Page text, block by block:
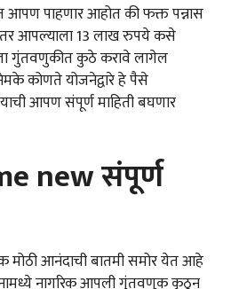
पाहणार आहोत की फक्त पन्नास
आपल्याला 13 लाख रुपये कसे
गुंतवणुकीत कुठे करावे लागेल
कोणते योजनेद्वारे हे पैसे
आपण संपूर्ण माहिती बघणार
new संपूर्ण
मोठी आनंदाची बातमी समोर येत आहे
नागरिक आपली गुंतवणूक कुठून